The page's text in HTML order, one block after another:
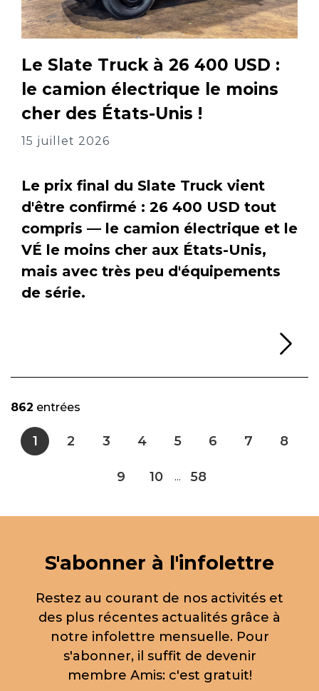
Le Slate Truck à 26 400 USD :
le camion électrique le moins
cher des États-Unis !
15 juillet 2026
Le prix final du Slate Truck vient
d'être confirmé : 26 400 USD tout
compris — le camion électrique et le
VÉ le moins cher aux États-Unis,
mais avec très peu d'équipements
de série.
862 entrées
1 2 3 4 5 6 7 8
9 10 ... 58
S'abonner à l'infolettre
Restez au courant de nos activités et
des plus récentes actualités grâce à
notre infolettre mensuelle. Pour
s'abonner, il suffit de devenir
membre Amis: c'est gratuit!